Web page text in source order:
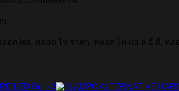
อด led, หลอด ไฟ ราคา, หลอด ไฟ แอ ล อี ดี, หล